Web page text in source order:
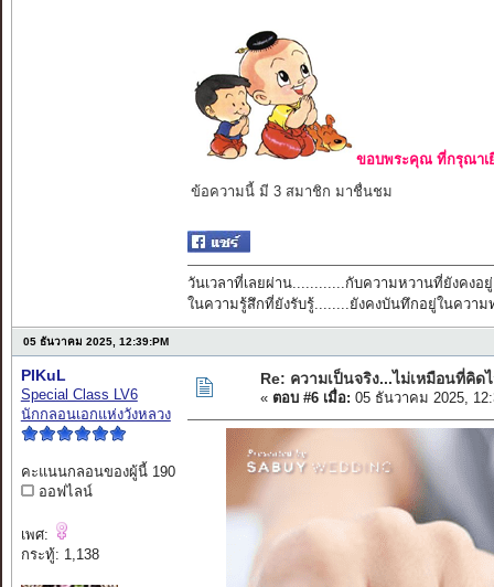
ขอบพระคุณ ที่กรุณาเ
ข้อความนี้ มี 3 สมาชิก มาชื่นชม
วันเวลาที่เลยผ่าน............กับความหวานที่ยังคงอยู่
ในความรู้สึกที่ยังรับรู้........ยังคงบันทึกอยู่ในความ
05 ธันวาคม 2025, 12:39:PM
PIKuL
Special Class LV6
นักกลอนเอกแห่งวังหลวง
คะแนนกลอนของผู้นี้ 190
ออฟไลน์
เพศ:
กระทู้: 1,138
Re: ความเป็นจริง...ไม่เหมือนที่คิด
« ตอบ #6 เมื่อ: 05 ธันวาคม 2025,